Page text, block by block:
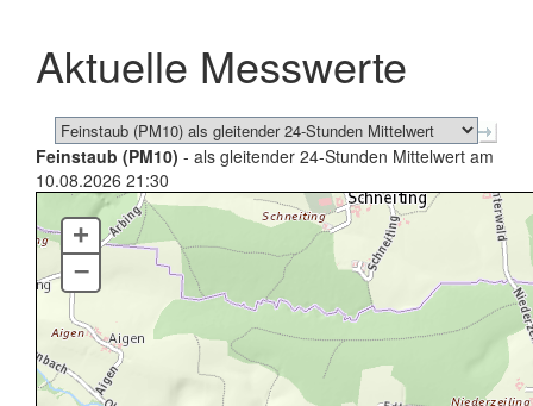
schließen
Aktuelle Messwerte
Feinstaub (PM10) - als gleitender 24-Stunden Mittelwert am
10.08.2026 21:30
+
–